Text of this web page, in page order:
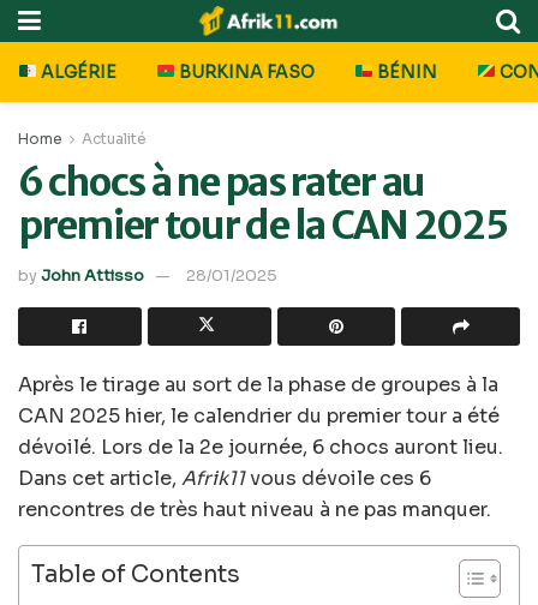
ALGÉRIE BURKINA FASO BÉNIN
Home Actualité
6 chocs à ne pas rater au
premier tour de la CAN 2025
byJohn Attisso 28/01/2025
Après le tirage au sort de la phase de groupes à la
CAN 2025 hier, le calendrier du premier tour a été
dévoilé. Lors de la 2e journée, 6 chocs auront lieu.
Dans cet article, Afrik11vous dévoile ces 6
rencontres de très haut niveau à ne pas manquer.
Table of Contents